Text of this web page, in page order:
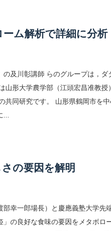
ム解析で詳細に分析
及川彰講師 らのグループは，
形大学農学部（江頭宏昌准教
共同研究です。 山形県鶴岡市を
の要因を解明
幸一郎場長）と慶應義塾大学先
の良好な食味の要因をメタボロ